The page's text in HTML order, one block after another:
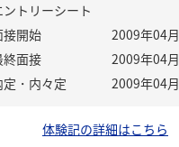
ントリーシート
接開始
2009年04月
終面接
2009年04月
定・内々定
2009年04月
体験記の詳細はこちら